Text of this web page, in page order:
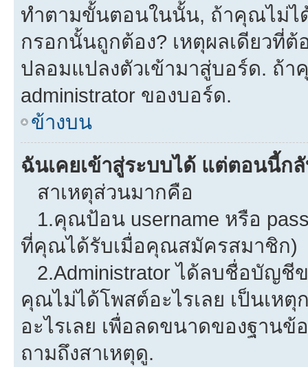
ทำตามขั้นตอนในนั้น, ถ้าคุณไม่ไ
กรอกนั้นถูกต้อง? เหตุผลเดียวที่
ปลอมแปลงตัวเข้ามาสู่บอร์ด. ถ้
administrator ของบอร์ด.
ข้างบน
ฉันเคยเข้าสู่ระบบได้ แต่ตอนนี้ก
สาเหตุส่วนมากคือ
1.คุณป้อน username หรือ
ที่คุณได้รับเมื่อคุณสมัครสมาชิก)
2.Administrator ได้ลบชื่อบัญชี
คุณไม่ได้โพสต์อะไรเลย เป็นเห
อะไรเลย เพื่อลดขนาดของฐาน
ถามถึงสาเหตุดู.